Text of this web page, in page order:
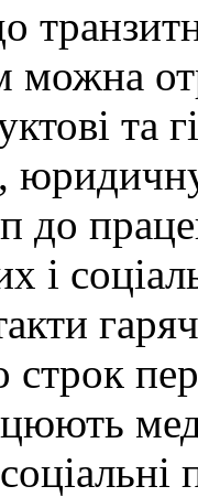
можна
та
до
і